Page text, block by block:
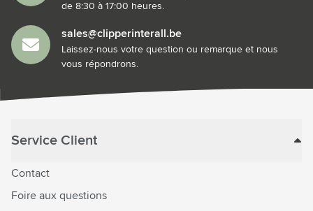
de 8:30 à 17:00 heures.
sales@clipperinterall.be
Laissez-nous votre question ou remarque et nous
vous répondrons.
Service Client
Contact
Foire aux questions